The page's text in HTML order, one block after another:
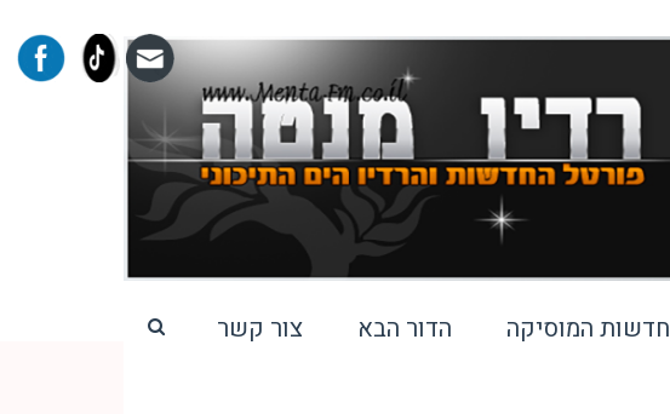
חדשות המוסיקה הדור הבא צור קשר